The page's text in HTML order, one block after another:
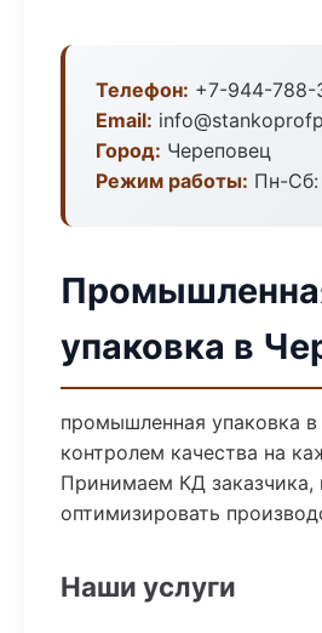
Телефон: +7-944-788-
Email:
Город: Череповец
Режим работы: Пн-Сб:
упаковка в
промышленная упаковка
контролем качества на
Принимаем КД заказчика,
оптимизировать
Наши услуги